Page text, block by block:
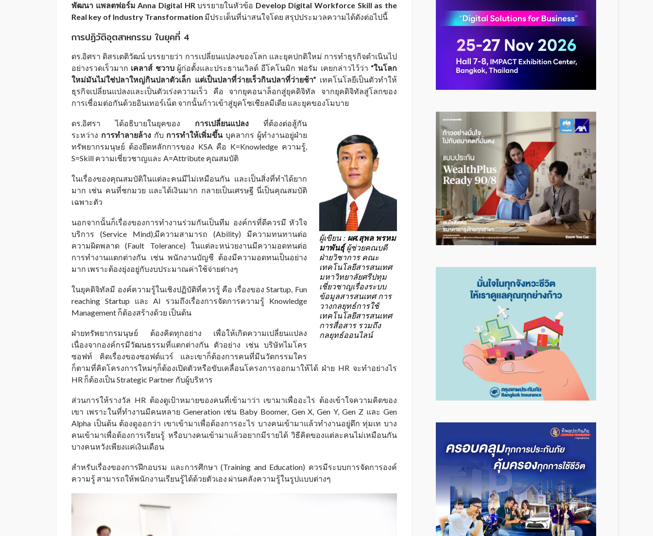
พัฒนา แพลตฟอร์ม Anna Digital HRบรรยายในหัวข้อ Develop Digital Workforce Skill as the
Real key of Industry Transformation มีประเด็นที่น่าสนใจโดย สรุปประมวลความได้ดังต่อไปนี้
การปฏิวัติอุตสาหกรรม ในยุคที่ 4
ดร.อิศรา ดิสรเตติวัฒน์ บรรยายว่า การเปลี่ยนแปลงของโลก และยุคปกติใหม่ การทำธุรกิจดำเนินไป
อย่างรวดเร็วมาก เคลาส์ ชวาบ ผู้ก่อตั้งและประธานเวิลด์ อีโคโนมิก ฟอรัม เคยกล่าวไว้ว่า “ในโลก
ใหม่มันไม่ใช่ปลาใหญ่กินปลาตัวเล็ก แต่เป็นปลาที่ว่ายเร็วกินปลาที่ว่ายช้า” เทคโนโลยีเป็นตัวทำให้
ธุรกิจเปลี่ยนแปลงและเป็นตัวเร่งความเร็ว คือ จากยุคอนาล็อกสู่ยุคดิจิทัล จากยุคดิจิทัลสู่โลกของ
การเชื่อมต่อกันด้วยอินเทอร์เน็ต จากนั้นก้าวเข้าสู่ยุคโซเชียลมีเดีย และยุคของโมบาย
ผู้เขียน : ผศ.สุพล พรหม
มาพันธุ์ผู้ช่วยคณบดี
ฝ่ายวิชาการ คณะ
เทคโนโลยีสารสนเทศ
มหาวิทยาลัยศรีปทุม
เชี่ยวชาญเรื่องระบบ
ข้อมูลสารสนเทศ การ
วางกลยุทธ์การใช้
เทคโนโลยีสารสนเทศ
การสื่อสาร รวมถึง
กลยุทธ์ออนไลน์
ดร.อิศรา ได้อธิบายในยุคของ การเปลี่ยนแปลง ที่ต้องต่อสู้กัน
ระหว่าง การทำลายล้างกับ การทำให้เพิ่มขึ้นบุคลากร ผู้ทำงานอยู่ฝ่าย
ทรัพยากรมนุษย์ ต้องยึดหลักการของ KSA คือ K=Knowledge ความรู้,
S=Skill ความเชี่ยวชาญและ A=Attribute คุณสมบัติ
ในเรื่องของคุณสมบัติในแต่ละคนมีไม่เหมือนกัน และเป็นสิ่งที่ทำได้ยาก
มาก เช่น คนที่ชกมวย และได้เงินมาก กลายเป็นเศรษฐี นี่เป็นคุณสมบัติ
เฉพาะตัว
นอกจากนั้นก็เรื่องของการทำงานร่วมกันเป็นทีม องค์กรที่ดีควรมี หัวใจ
บริการ (Service Mind),มีความสามารถ (Ability) มีความทนทานต่อ
ความผิดพลาด (Fault Tolerance) ในแต่ละหน่วยงานมีความอดทนต่อ
การทำงานแตกต่างกัน เช่น พนักงานบัญชี ต้องมีความอดทนเป็นอย่าง
มาก เพราะต้องยุ่งอยู่กับงบประมาณค่าใช้จ่ายต่างๆ
ในยุคดิจิทัลมี องค์ความรู้ในเชิงปฏิบัติที่ควรรู้ คือ เรื่องของ Startup, Fun
reaching Startup และ AI รวมถึงเรื่องการจัดการความรู้ Knowledge
Management ก็ต้องสร้างด้วย เป็นต้น
ฝ่ายทรัพยากรมนุษย์ ต้องคิดทุกอย่าง เพื่อให้เกิดความเปลี่ยนแปลง
เนื่องจากองค์กรมีวัฒนธรรมที่แตกต่างกัน ตัวอย่าง เช่น บริษัทไมโคร
ซอฟท์ คิดเรื่องของซอฟต์แวร์ และเขาก็ต้องการคนที่มีนวัตกรรมใคร
ก็ตามที่คิดโครงการใหม่ๆก็ต้องเปิดตัวหรือขับเคลื่อนโครงการออกมาให้ได้ ฝ่าย HR จะทำอย่างไร
HR ก็ต้องเป็น Strategic Partner กับผู้บริหาร
ส่วนการให้รางวัล HR ต้องดูเป้าหมายของคนที่เข้ามาว่า เขามาเพื่ออะไร ต้องเข้าใจความคิดของ
เขา เพราะในที่ทำงานมีคนหลาย Generation เช่น Baby Boomer, Gen X, Gen Y, Gen Z และ Gen
Alpha เป็นต้น ต้องดูออกว่า เขาเข้ามาเพื่อต้องการอะไร บางคนเข้ามาแล้วทำงานอยู่ดึก ทุ่มเท บาง
คนเข้ามาเพื่อต้องการเรียนรู้ หรือบางคนเข้ามาแล้วอยากมีรายได้ วิธีคิดของแต่ละคนไม่เหมือนกัน
บางคนหวังเพียงแค่เงินเดือน
สำหรับเรื่องของการฝึกอบรม และการศึกษา (Training and Education) ควรมีระบบการจัดการองค์
ความรู้ สามารถให้พนักงานเรียนรู้ได้ด้วยตัวเอง ผ่านคลังความรู้ในรูปแบบต่างๆ